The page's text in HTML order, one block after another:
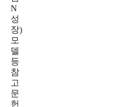
N
성
장)
모
델
등
참
고
문
헌